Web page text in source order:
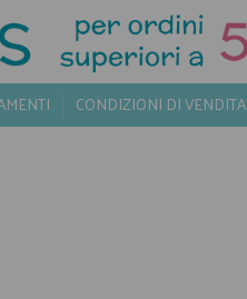
CONDIZIONI DI VENDITA